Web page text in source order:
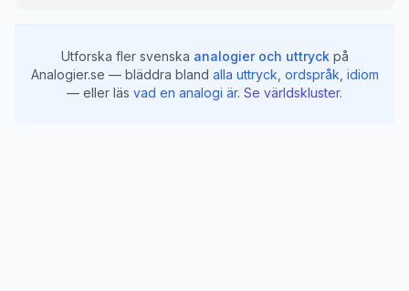
Utforska fler svenska analogier och uttryck på
Analogier.se — bläddra bland alla uttryck ordspråk idiom
— eller läs vad en analogi är. Se världskluster.